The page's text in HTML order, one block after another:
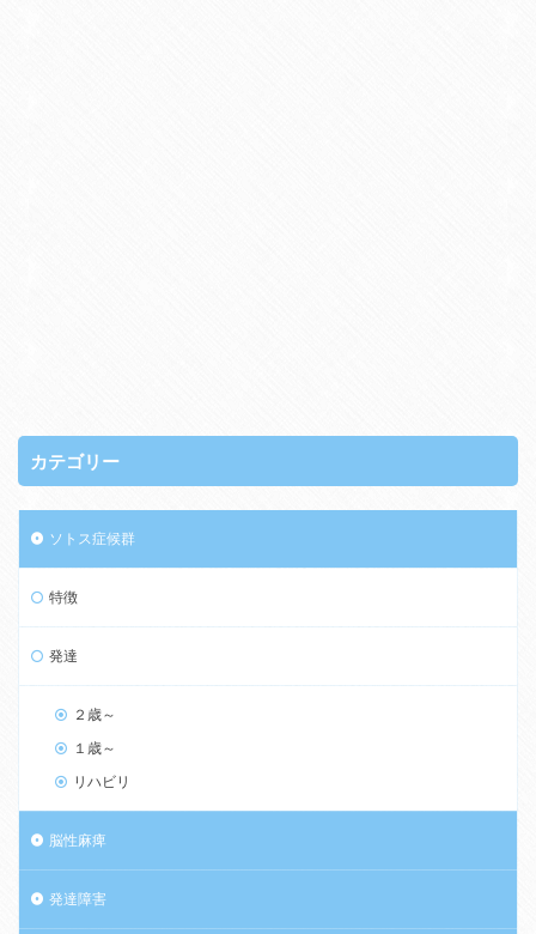
カテゴリー
ソトス症候群
特徴
発達
２歳～
１歳～
リハビリ
脳性麻痺
発達障害